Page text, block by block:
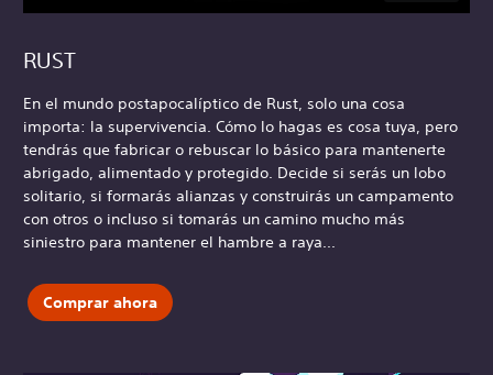
RUST
En el mundo postapocalíptico de Rust, solo una cosa
importa: la supervivencia. Cómo lo hagas es cosa tuya, pero
tendrás que fabricar o rebuscar lo básico para mantenerte
abrigado, alimentado y protegido. Decide si serás un lobo
solitario, si formarás alianzas y construirás un campamento
con otros o incluso si tomarás un camino mucho más
siniestro para mantener el hambre a raya...
Comprar ahora